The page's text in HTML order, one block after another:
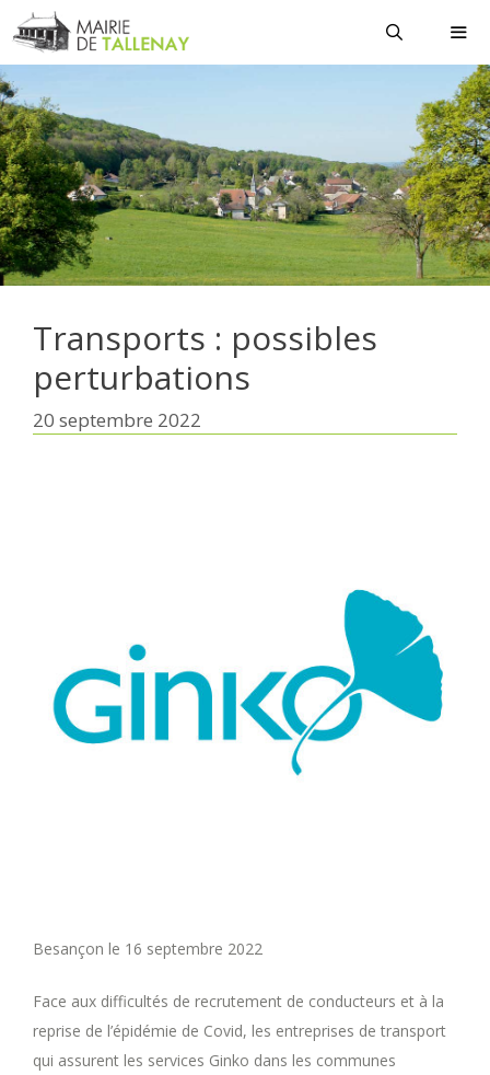
Aller
au
contenu
Transports : possibles
perturbations
20 septembre 2022
Besançon le 16 septembre 2022
Face aux difficultés de recrutement de conducteurs et à la
reprise de l’épidémie de Covid, les entreprises de transport
qui assurent les services Ginko dans les communes